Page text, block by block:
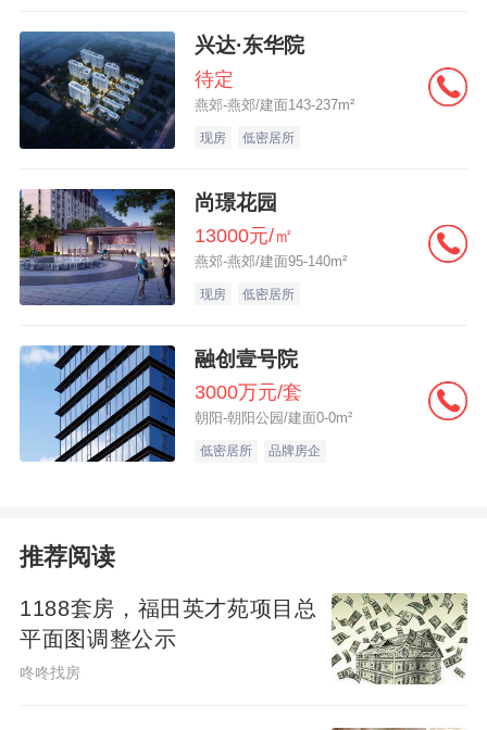
兴达·东华院
待定
燕郊-燕郊/建面143-237m²
现房 低密居所
尚璟花园
13000元/㎡
燕郊-燕郊/建面95-140m²
现房 低密居所
融创壹号院
3000万元/套
朝阳-朝阳公园/建面0-0m²
低密居所 品牌房企
推荐阅读
1188套房，福田英才苑项目总
平面图调整公示
咚咚找房